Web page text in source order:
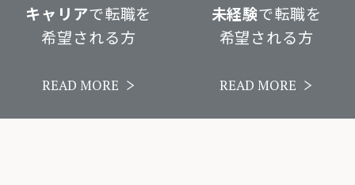
キャリアで転職を
希望される方
READ MORE
未経験で転職を
希望される方
READ MORE